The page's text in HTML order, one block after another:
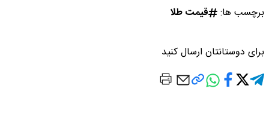
برچسب ها: قیمت طلا
برای دوستانتان ارسال کنید